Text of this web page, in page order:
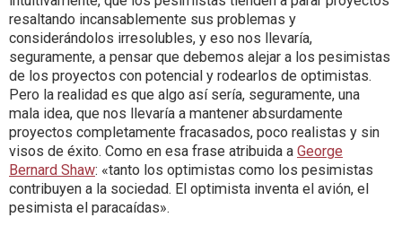
resaltando incansablemente sus problemas y
considerándolos irresolubles, y eso nos llevaría,
seguramente, a pensar que debemos alejar a los pesimistas
de los proyectos con potencial y rodearlos de optimistas.
Pero la realidad es que algo así sería, seguramente, una
mala idea, que nos llevaría a mantener absurdamente
proyectos completamente fracasados, poco realistas y sin
visos de éxito. Como en esa frase atribuida a George
Bernard Shaw: «tanto los optimistas como los pesimistas
contribuyen a la sociedad. El optimista inventa el avión, el
pesimista el paracaídas».